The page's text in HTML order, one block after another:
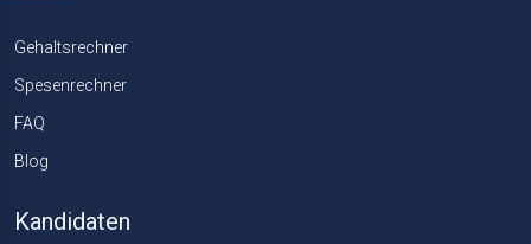
Gehaltsrechner
Spesenrechner
FAQ
Blog
Kandidaten